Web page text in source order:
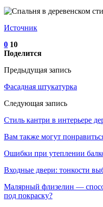
Источник
0 10
Поделится
Предыдущая запись
Фасадная штукатурка
Следующая запись
Стиль кантри в интерьере
Вам также могут
Ошибки при утеплении
Входные двери: тонкости
Малярный флизелин —
под покраску?